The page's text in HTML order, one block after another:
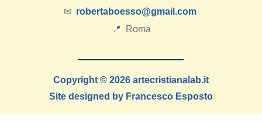
✉ robertaboesso@gmail.com
📍 Roma
Copyright © 2026 artecristianalab.it
Site designed by Francesco Esposto